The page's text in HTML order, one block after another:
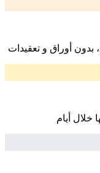
بدون أوراق و تعقيدات
خلال أيام